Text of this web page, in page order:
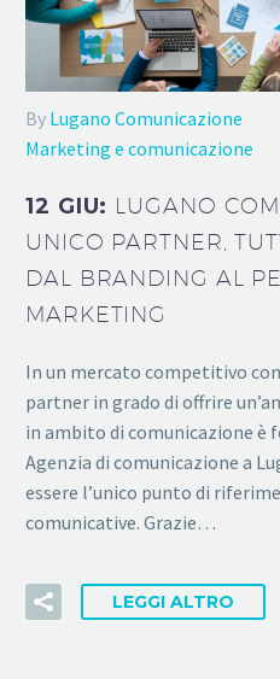
By Lugano Comunicazione
Marketing e comunicazione
12 GIU: LUGANO
UNICO PARTNER,
DAL BRANDING AL
MARKETING
In un mercato competitivo
partner in grado di offrire
in ambito di comunicazione è
Agenzia di comunicazione a
essere l’unico punto di
comunicative. Grazie…
LEGGI ALTRO